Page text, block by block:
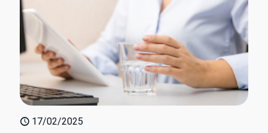
17/02/2025